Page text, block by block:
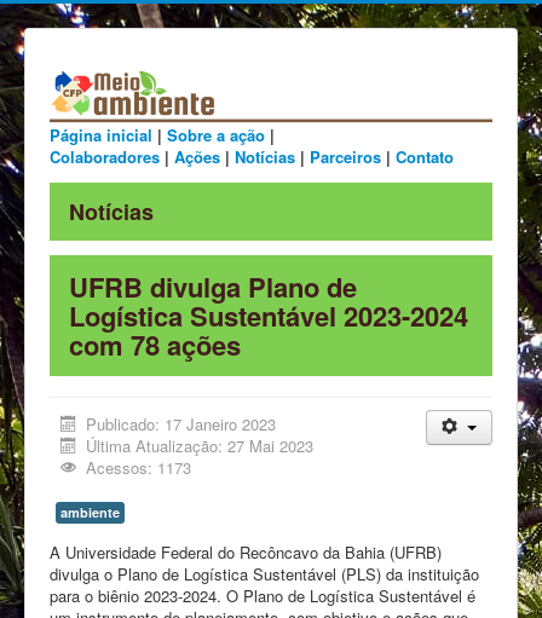
Página inicial | Sobre a ação |
Colaboradores | Ações | Notícias | Parceiros | Contato
Notícias
UFRB divulga Plano de
Logística Sustentável 2023-2024
com 78 ações
Publicado: 17 Janeiro 2023
Última Atualização: 27 Mai 2023
Acessos: 1173
ambiente
A Universidade Federal do Recôncavo da Bahia (UFRB)
divulga o Plano de Logística Sustentável (PLS) da instituição
para o biênio 2023-2024. O Plano de Logística Sustentável é